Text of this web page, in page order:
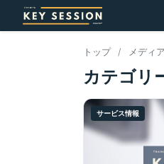
トップ / メディア
カテゴリ
サービス情報